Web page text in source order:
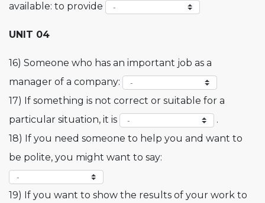
available: to provide
UNIT 04
16) Someone who has an important job as a
manager of a company:
17) If something is not correct or suitable for a
particular situation, it is
.
18) If you need someone to help you and want to
be polite, you might want to say:
19) If you want to show the results of your work to